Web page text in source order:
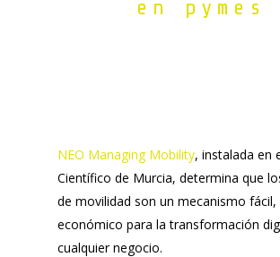
en pymes
NEO Managing Mobility, instalada en
Científico de Murcia, determina que
de movilidad son un mecanismo fácil,
económico para la transformación
cualquier negocio.